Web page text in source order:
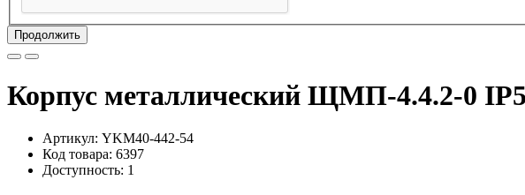
Продолжить
Корпус металлический ЩМП-4.4.2-0
Артикул: YKM40-442-54
Код товара: 6397
Доступность: 1